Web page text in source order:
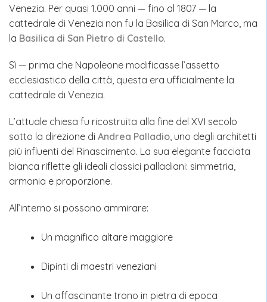
Venezia. Per quasi 1.000 anni — fino al 1807 — la
cattedrale di Venezia non fu la Basilica di San Marco, ma
la Basilica di San Pietro di Castello.
Sì — prima che Napoleone modificasse l’assetto
ecclesiastico della città, questa era ufficialmente la
cattedrale di Venezia.
L’attuale chiesa fu ricostruita alla fine del XVI secolo
sotto la direzione di Andrea Palladio, uno degli architetti
più influenti del Rinascimento. La sua elegante facciata
bianca riflette gli ideali classici palladiani: simmetria,
armonia e proporzione.
All’interno si possono ammirare:
Un magnifico altare maggiore
Dipinti di maestri veneziani
Un affascinante trono in pietra di epoca